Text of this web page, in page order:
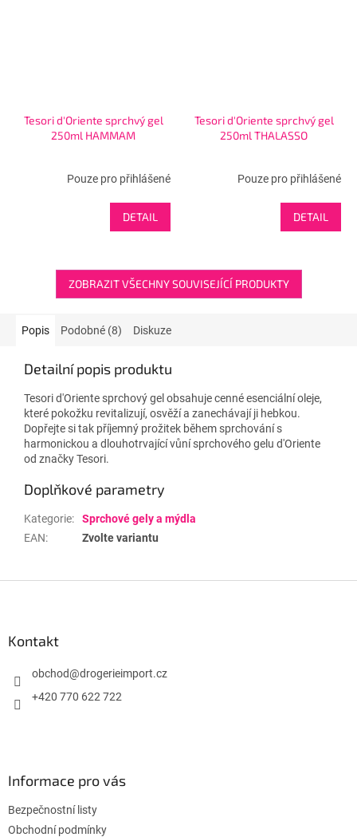
Tesori d'Oriente sprchvý gel
250ml HAMMAM
Pouze pro přihlášené
DETAIL
Tesori d'Oriente sprchvý gel
250ml THALASSO
Pouze pro přihlášené
DETAIL
ZOBRAZIT VŠECHNY SOUVISEJÍCÍ PRODUKTY
Popis Podobné (8) Diskuze
Detailní popis produktu
Tesori d'Oriente sprchový gel obsahuje cenné esenciální oleje,
které pokožku revitalizují, osvěží a zanechávají ji hebkou.
Dopřejte si tak příjemný prožitek během sprchování s
harmonickou a dlouhotrvající vůní sprchového gelu d'Oriente
od značky Tesori.
Doplňkové parametry
Kategorie:
Sprchové gely a mýdla
EAN: Zvolte variantu
Kontakt
obchod@drogerieimport.cz
+420 770 622 722
Informace pro vás
Bezpečnostní listy
Obchodní podmínky